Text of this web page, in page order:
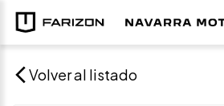
Volver al listado